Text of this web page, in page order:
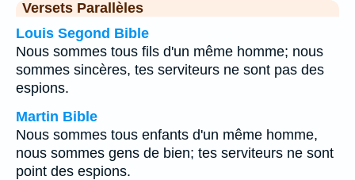
Versets Parallèles
Louis Segond Bible
Nous sommes tous fils d'un même homme; nous
sommes sincères, tes serviteurs ne sont pas des
espions.
Martin Bible
Nous sommes tous enfants d'un même homme,
nous sommes gens de bien; tes serviteurs ne sont
point des espions.